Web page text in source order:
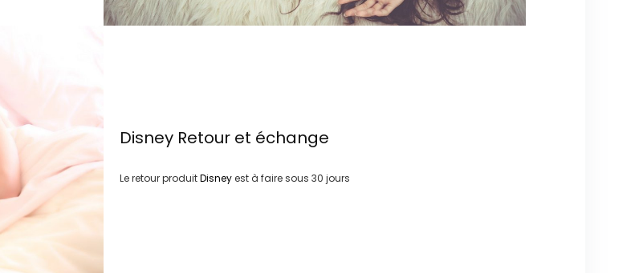
Disney Retour et échange
Le retour produitDisneyest à faire sous 30 jours